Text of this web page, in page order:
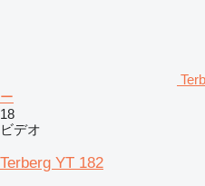
ー
18
ビデオ
Terberg YT 182